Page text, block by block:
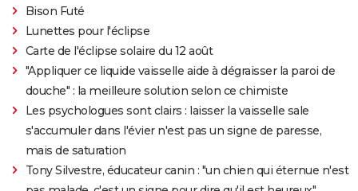
Bison Futé
Lunettes pour l'éclipse
Carte de l'éclipse solaire du 12 août
"Appliquer ce liquide vaisselle aide à dégraisser la paroi de
douche" : la meilleure solution selon ce chimiste
Les psychologues sont clairs : laisser la vaisselle sale
s'accumuler dans l'évier n'est pas un signe de paresse,
mais de saturation
Tony Silvestre, éducateur canin : "un chien qui éternue n'est